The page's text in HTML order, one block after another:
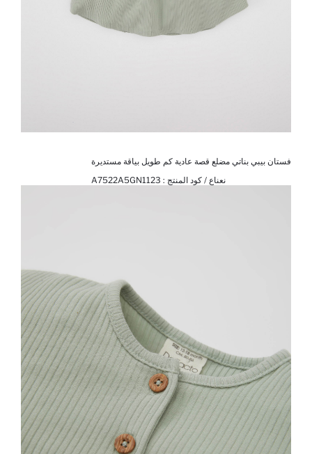
فستان بيبي بناتي مضلع قصة عادية كم طويل بياقة مستديرة
نعناع / كود المنتج : A7522A5GN1123